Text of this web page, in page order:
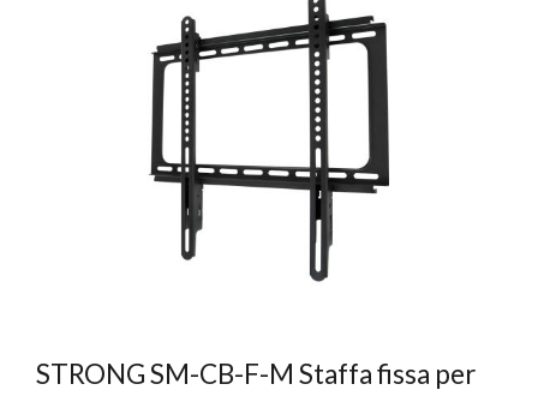
STRONG SM-CB-F-M Staffa fissa per